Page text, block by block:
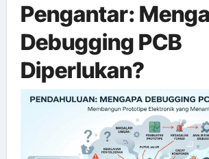
Pengantar:
Debugging PCB
Diperlukan?